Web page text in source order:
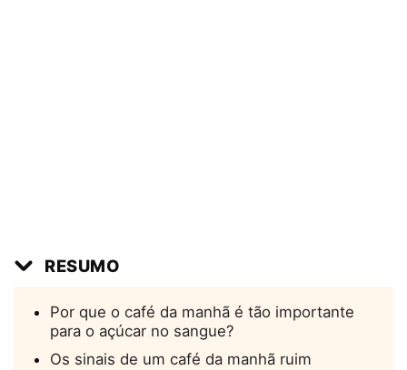
RESUMO
Por que o café da manhã é tão importante
para o açúcar no sangue?
Os sinais de um café da manhã ruim